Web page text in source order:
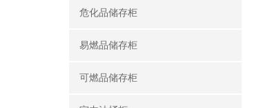
危化品储存柜
易燃品储存柜
可燃品储存柜